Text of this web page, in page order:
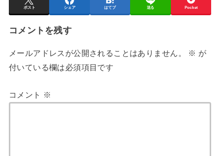
ポスト シェア はてブ 送る Pocket
コメントを残す
メールアドレスが公開されることはありません。 ※ が
付いている欄は必須項目です
コメント ※